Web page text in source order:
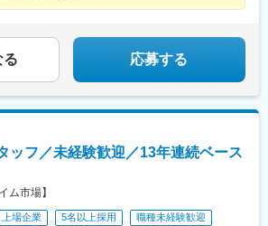
、くりこま高原駅、荒井駅(宮城県)、福田町駅、
、東白石駅、泉駅(常磐線)、藤田駅、七日町駅、
、日立木駅、安達駅、五百川駅、東酒田駅、高
ノ目駅、花巻空港駅(東北本線)、岩手飯岡駅、地
、横手駅、上飯島駅、扇田駅、羽後四ツ屋駅、
能代駅、西目駅、金谷沢駅、田んぼアート駅、七
森駅、小中野駅、東陽町駅、東中野駅、神戸駅
、南公園駅、大間駅、市民広場駅
る 応募する
ッフ／未経験歓迎／13年連続ベース
ム市場】
上場企業 5名以上採用
職種未経験歓迎